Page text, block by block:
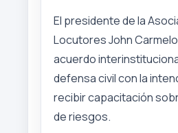
El presidente de la
Locutores John
acuerdo
defensa civil con la
recibir capacitación
de riesgos.